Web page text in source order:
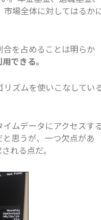
場全体に対してはるか
を占めることは明らか
できる。
ズムを使いこなしてい
ムデータにアクセスす
思うが、一つ欠点があ
れる点だ。